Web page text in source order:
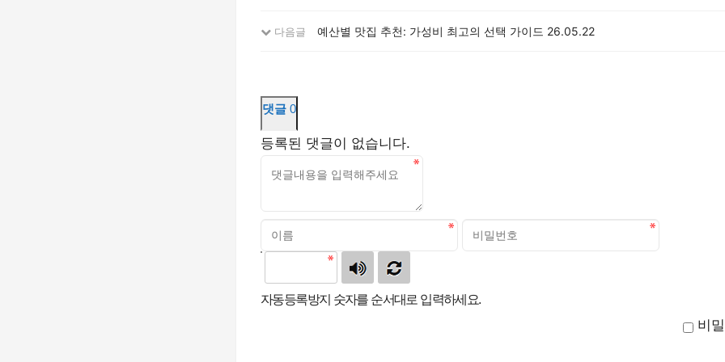
다음글 예산별 맛집 추천: 가성비 최고의 선택 가이드 26.05.22
댓글 0
등록된 댓글이 없습니다.
자동등록방지 숫자를 순서대로 입력하세요.
비